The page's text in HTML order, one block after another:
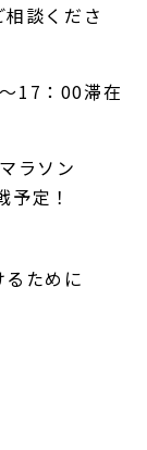
談くださ
17：00滞在
ラソン
定！
ために